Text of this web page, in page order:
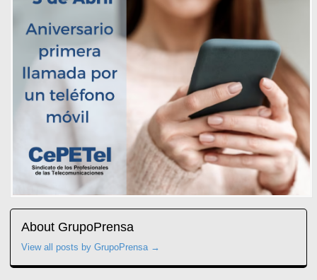
About GrupoPrensa
View all posts by GrupoPrensa →